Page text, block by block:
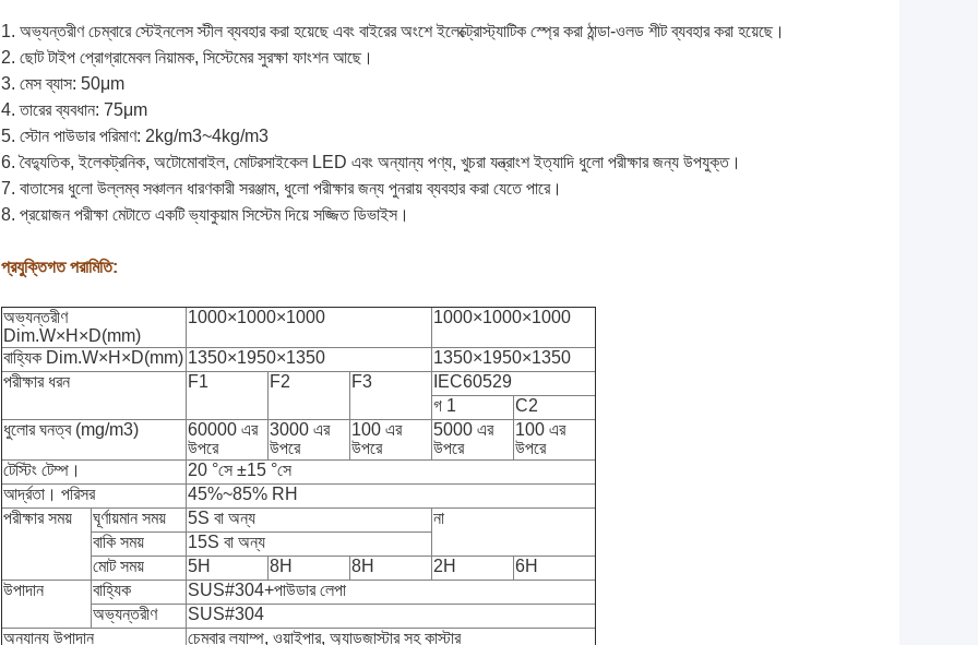
1. অভ্যন্তরীণ চেম্বারে স্টেইনলেস স্টীল ব্যবহার করা হয়েছে এবং বাইরের অংশে ইলেক্ট্রোস্ট্যাটিক স্প্রে করা ঠান্ডা-ওলড শীট ব্যবহার করা হয়েছে।
2. ছোট টাইপ প্রোগ্রামেবল নিয়ামক, সিস্টেমের সুরক্ষা ফাংশন আছে।
3. মেস ব্যাস: 50μm
4. তারের ব্যবধান: 75μm
5. স্টোন পাউডার পরিমাণ: 2kg/m3~4kg/m3
6. বৈদ্যুতিক, ইলেকট্রনিক, অটোমোবাইল, মোটরসাইকেল LED এবং অন্যান্য পণ্য, খুচরা যন্ত্রাংশ ইত্যাদি ধুলো পরীক্ষার জন্য উপযুক্ত।
7. বাতাসের ধুলো উল্লম্ব সঞ্চালন ধারণকারী সরঞ্জাম, ধুলো পরীক্ষার জন্য পুনরায় ব্যবহার করা যেতে পারে।
8. প্রয়োজন পরীক্ষা মেটাতে একটি ভ্যাকুয়াম সিস্টেম দিয়ে সজ্জিত ডিভাইস।
প্রযুক্তিগত পরামিতি:
অভ্যন্তরীণ
Dim.W×H×D(mm)
1000×1000×1000 1000×1000×1000
বাহ্যিক Dim.W×H×D(mm) 1350×1950×1350
1350×1950×1350
পরীক্ষার ধরন
F1 F2 F3
IEC60529
গ 1
C2
ধুলোর ঘনত্ব (mg/m3)
60000 এর
উপরে
3000 এর
উপরে
100 এর
উপরে
5000 এর
উপরে
100 এর
উপরে
টেস্টিং টেম্প।
20 °সে ±15 °সে
আর্দ্রতা। পরিসর
45%~85% RH
পরীক্ষার সময়
ঘূর্ণায়মান সময় 5S বা অন্য
না
বাকি সময়
15S বা অন্য
মোট সময়
5H 8H 8H 2H
6H
উপাদান
বাহ্যিক
SUS#304+পাউডার লেপা
অভ্যন্তরীণ
SUS#304
অন্যান্য উপাদান
চেম্বার ল্যাম্প, ওয়াইপার, অ্যাডজাস্টার সহ কাস্টার